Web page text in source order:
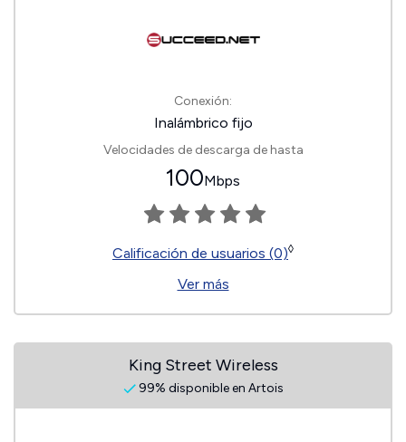
Conexión:
Inalámbrico fijo
Velocidades de descarga de hasta
100Mbps
Calificación de usuarios (0)◊
Ver más
King Street Wireless
99% disponible en Artois